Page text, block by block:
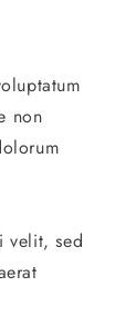
non
velit, sed